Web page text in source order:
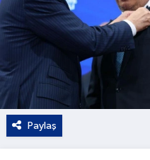
Paylaş